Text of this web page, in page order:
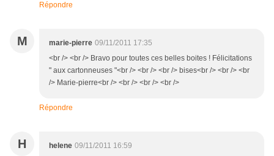
Répondre
M marie-pierre 09/11/2011 17:35
<br /> <br /> Bravo pour toutes ces belles boites ! Félicitations
" aux cartonneuses "<br /> <br /> <br /> bises<br /> <br /> <br
/> Marie-pierre<br /> <br /> <br /> <br />
Répondre
H helene 09/11/2011 16:59